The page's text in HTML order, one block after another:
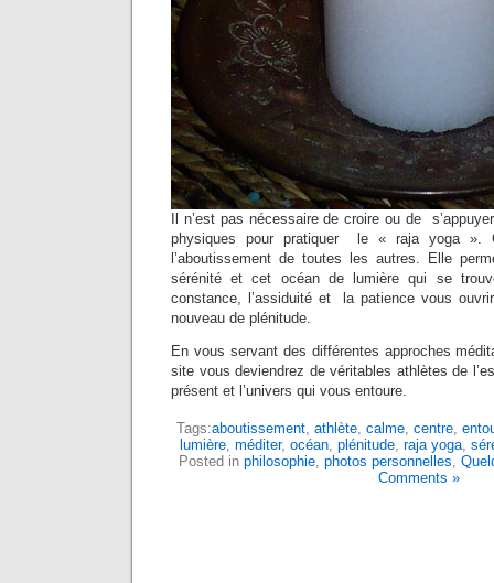
Il n’est pas nécessaire de croire ou de
physiques pour pratiquer le « raja yoga ».
l’aboutissement de toutes les autres. Elle
sérénité et cet océan de lumière qui se
constance, l’assiduité et la patience vous
nouveau de plénitude.
En vous servant des différentes approches
site vous deviendrez de véritables athlètes de
présent et l’univers qui vous entoure.
Tags:aboutissement, athlète, calme, centre,
lumière, méditer, océan, plénitude, raja yoga,
Posted in philosophie, photos personnelles,
Comments »